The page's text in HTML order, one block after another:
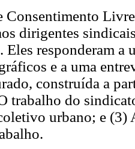
Consentimento
dirigentes
Eles responderam a
e a uma
construída a
trabalho do
urbano; e (3)